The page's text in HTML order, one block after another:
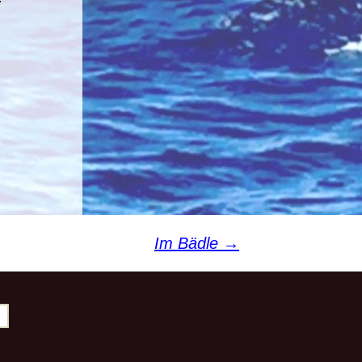
Sport pro Gesundheit
Sterne des Sports
Im Bädle →